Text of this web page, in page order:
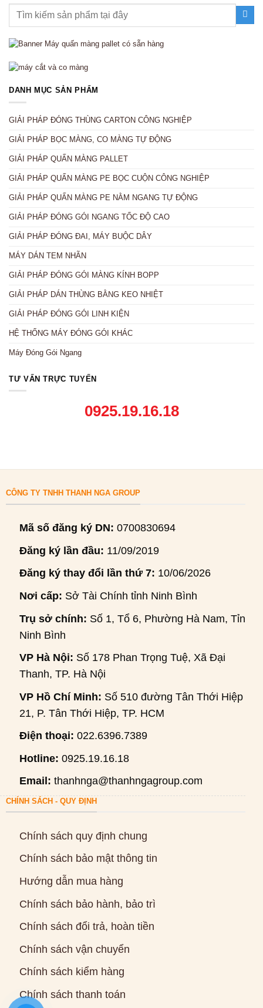
DANH MỤC SẢN PHẨM
GIẢI PHÁP ĐÓNG THÙNG CARTON CÔNG NGHIỆP
GIẢI PHÁP BỌC MÀNG, CO MÀNG TỰ ĐỘNG
GIẢI PHÁP QUẤN MÀNG PALLET
GIẢI PHÁP QUẤN MÀNG PE BỌC CUỘN CÔNG NGHIỆP
GIẢI PHÁP QUẤN MÀNG PE NẰM NGANG TỰ ĐỘNG
GIẢI PHÁP ĐÓNG GÓI NGANG TỐC ĐỘ CAO
GIẢI PHÁP ĐÓNG ĐAI, MÁY BUỘC DÂY
MÁY DÁN TEM NHÃN
GIẢI PHÁP ĐÓNG GÓI MÀNG KÍNH BOPP
GIẢI PHÁP DÁN THÙNG BẰNG KEO NHIỆT
GIẢI PHÁP ĐÓNG GÓI LINH KIỆN
HỆ THỐNG MÁY ĐÓNG GÓI KHÁC
Máy Đóng Gói Ngang
TƯ VẤN TRỰC TUYẾN
0925.19.16.18
CÔNG TY TNHH THANH NGA GROUP
Mã số đăng ký DN: 0700830694
Đăng ký lần đầu: 11/09/2019
Đăng ký thay đổi lần thứ 7: 10/06/2026
Nơi cấp: Sở Tài Chính tỉnh Ninh Bình
Trụ sở chính: Số 1, Tổ 6, Phường Hà Nam, Tỉnh
Ninh Bình
VP Hà Nội: Số 178 Phan Trọng Tuệ, Xã Đại
Thanh, TP. Hà Nội
VP Hồ Chí Minh: Số 510 đường Tân Thới Hiệp
21, P. Tân Thới Hiệp, TP. HCM
Điện thoại: 022.6396.7389
Hotline: 0925.19.16.18
Email: thanhnga@thanhngagroup.com
CHÍNH SÁCH - QUY ĐỊNH
Chính sách quy định chung
Chính sách bảo mật thông tin
Hướng dẫn mua hàng
Chính sách bảo hành, bảo trì
Chính sách đổi trả, hoàn tiền
Chính sách vận chuyển
Chính sách kiểm hàng
Chính sách thanh toán